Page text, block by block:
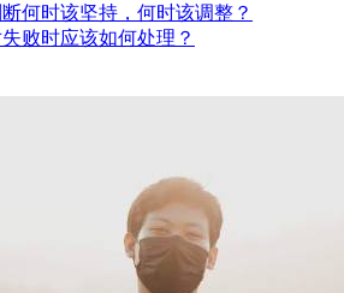
何时该坚持，何时该调整？
败时应该如何处理？